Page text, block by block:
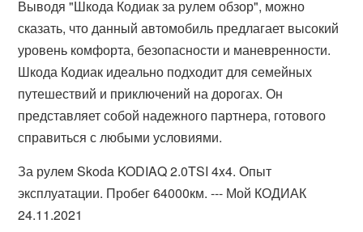
Выводя "Шкода Кодиак за рулем обзор", можно
сказать, что данный автомобиль предлагает высокий
уровень комфорта, безопасности и маневренности.
Шкода Кодиак идеально подходит для семейных
путешествий и приключений на дорогах. Он
представляет собой надежного партнера, готового
справиться с любыми условиями.
За рулем Skoda KODIAQ 2.0TSI 4x4. Опыт
эксплуатации. Пробег 64000км. --- Мой КОДИАК
24.11.2021